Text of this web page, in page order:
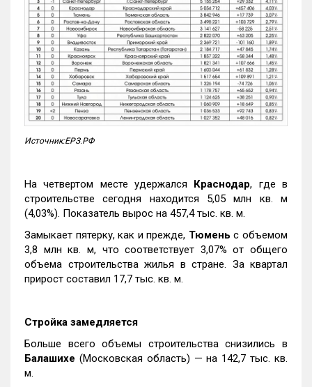
Источник:ЕРЗ.РФ
На четвертом месте удержался Краснодар, где в
строительстве сегодня находится 5,05 млн кв. м
(4,03%). Показатель вырос на 457,4 тыс. кв. м.
Замыкает пятерку, как и прежде, Тюмень с объемом
3,8 млн кв. м, что соответствует 3,07% от общего
объема строительства жилья в стране. За квартал
прирост составил 17,7 тыс. кв. м.
Стройка замедляется
Больше всего объемы строительства снизились в
Балашихе (Московская область) — на 142,7 тыс. кв.
м.